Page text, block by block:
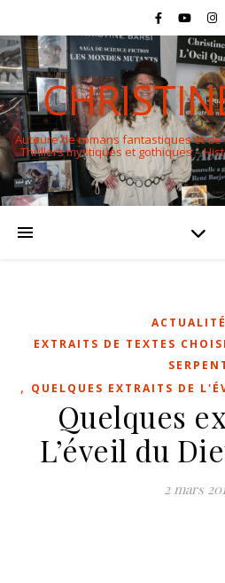
Auteure de romans fantastiques et
Thrillers mystiques et gothiques –
EXTRAITS DE TEXTES
, QUELQUES EXTRAITS DE
Quelques
L’éveil du
2 mars